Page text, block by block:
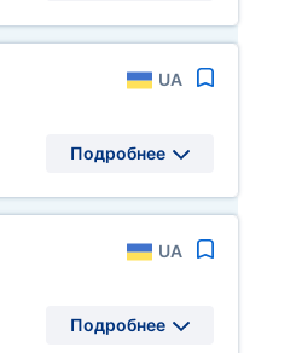
UA
Подробнее
UA
Подробнее